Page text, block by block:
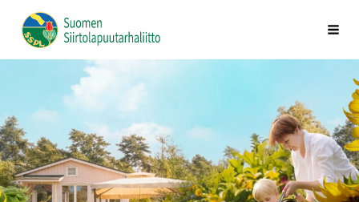
Siirry
sivun
Suomen Siirtolapuutarhaliitto ry